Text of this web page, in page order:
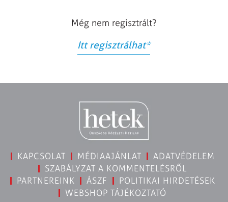
Még nem regisztrált?
Itt regisztrálhat*
KAPCSOLAT MÉDIAAJÁNLAT
ADATVÉDELEM
SZABÁLYZAT A KOMMENTELÉSRŐL
PARTNEREINK
ÁSZF
POLITIKAI HIRDETÉSEK
WEBSHOP TÁJÉKOZTATÓ